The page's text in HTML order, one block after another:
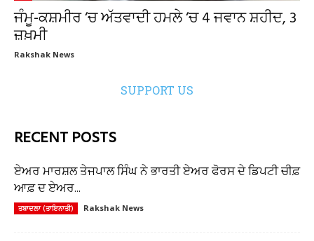
ਜੰਮੂ-ਕਸ਼ਮੀਰ ‘ਚ ਅੱਤਵਾਦੀ ਹਮਲੇ ‘ਚ 4 ਜਵਾਨ ਸ਼ਹੀਦ, 3
ਜ਼ਖ਼ਮੀ
Rakshak News
SUPPORT US
RECENT POSTS
ਏਅਰ ਮਾਰਸ਼ਲ ਤੇਜਪਾਲ ਸਿੰਘ ਨੇ ਭਾਰਤੀ ਏਅਰ ਫੋਰਸ ਦੇ ਡਿਪਟੀ ਚੀਫ਼
ਆਫ਼ ਦ ਏਅਰ...
ਤਬਾਦਲਾ (ਤਾਇਨਾਤੀ) Rakshak News